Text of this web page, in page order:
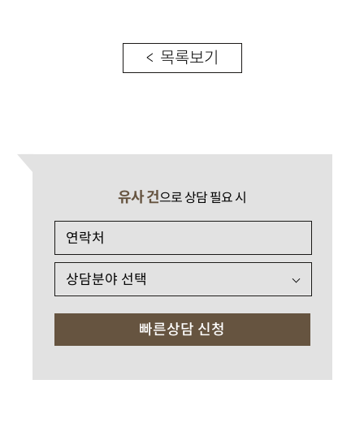
< 목록보기
유사 건으로 상담 필요 시